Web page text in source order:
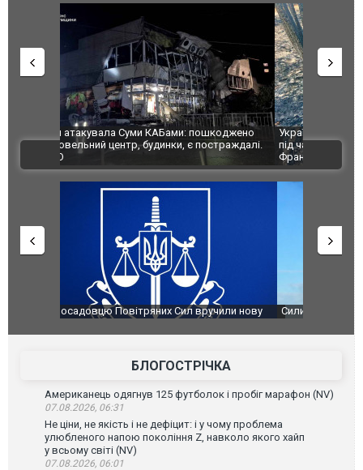
Українські надзвичайники врятували козуленя
під час ліквідації масштабної лісової пожежі у
Франції
СБУ за
Болгарії
ВІДЕО
Сили оборони уразили Ярославський НПЗ:
атаку. ВІДЕО
Неймар
БЛОГОСТРІЧКА
Американець одягнув 125 футболок і пробіг марафон (NV)
07.08.2026, 06:31
Не ціни, не якість і не дефіцит: і у чому проблема
улюбленого напою покоління Z, навколо якого хайп
у всьому світі (NV)
07.08.2026, 06:01